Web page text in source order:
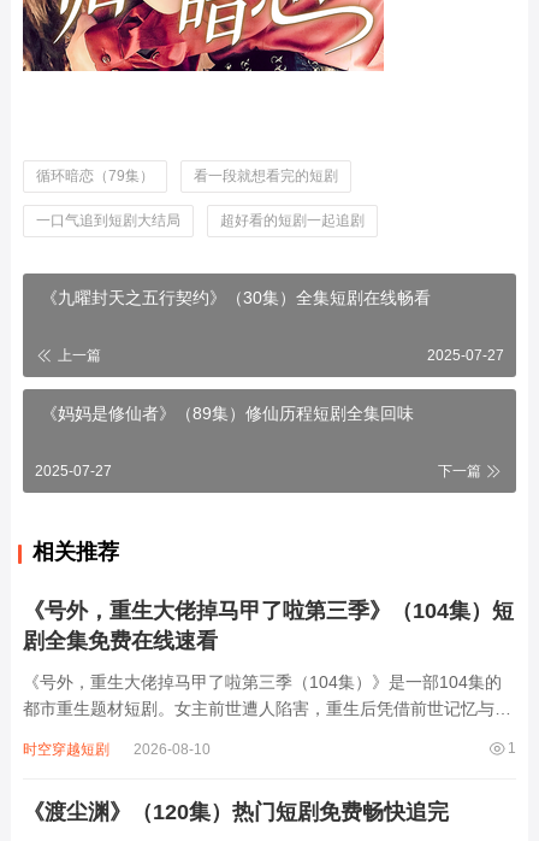
循环暗恋（79集） 看一段就想看完的短剧
一口气追到短剧大结局 超好看的短剧一起追剧
《九曜封天之五行契约》（30集）全集短剧在线畅看
上一篇 2025-07-27
《妈妈是修仙者》（89集）修仙历程短剧全集回味
2025-07-27 下一篇
相关推荐
《号外，重生大佬掉马甲了啦第三季》（104集）短
剧全集免费在线速看
《号外，重生大佬掉马甲了啦第三季（104集）》是一部104集的
都市重生题材短剧。女主前世遭人陷害，重生后凭借前世记忆与智
中一路披荆斩棘。随着剧情推进，她不断掉马甲，展现出强大商业
1
时空穿越短剧 2026-08-10
《渡尘渊》（120集）热门短剧免费畅快追完